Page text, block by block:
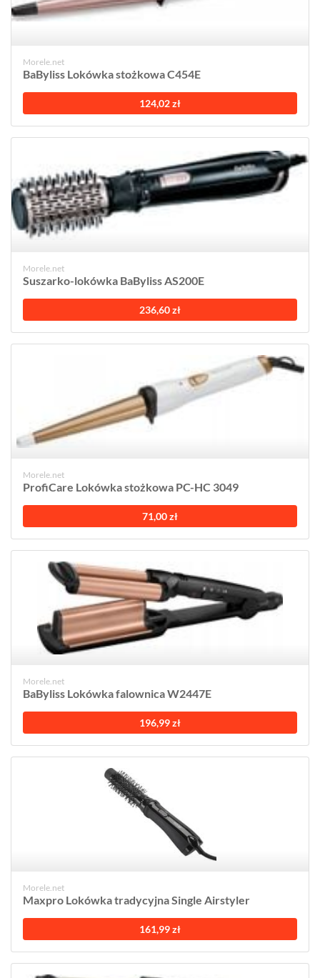
Morele.net
BaByliss Lokówka stożkowa C454E
124,02 zł
Morele.net
Suszarko-lokówka BaByliss AS200E
236,60 zł
Morele.net
ProfiCare Lokówka stożkowa PC-HC 3049
71,00 zł
Morele.net
BaByliss Lokówka falownica W2447E
196,99 zł
Morele.net
Maxpro Lokówka tradycyjna Single Airstyler
161,99 zł